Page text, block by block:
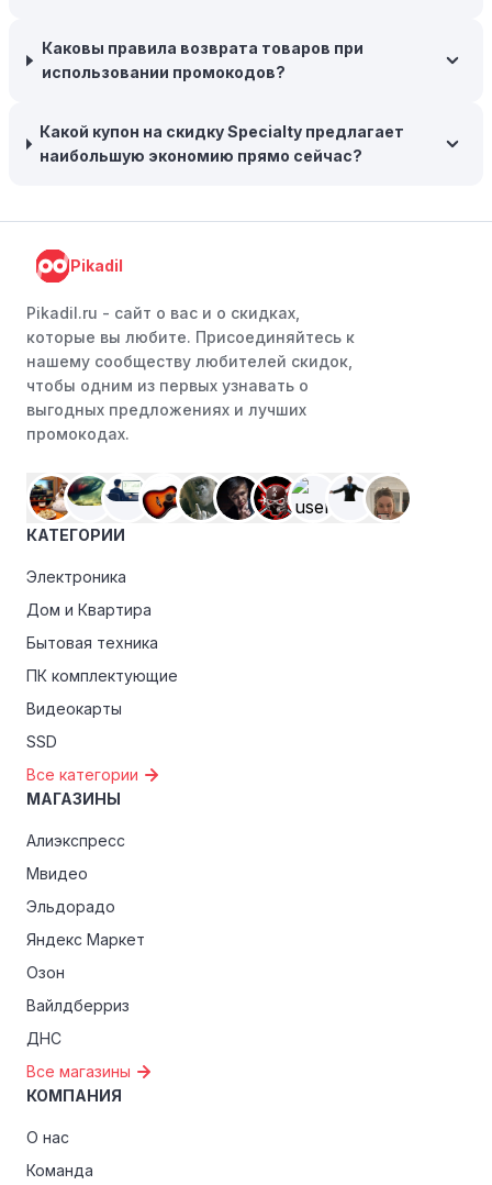
магазины предоставляют бесплатную доставку при
заказе на сумму, превышающую определенную,
нескольких товаром в одном заказе.
Следите за социальными сетями:
или Instagram. Ритейлеры часто делятся со своими
акциями.
Программы лояльности:Присоединяйтесь к
программам лояльности, предлагаемым интернет-
магазинами, чтобы пользоваться такими
преимуществами, как скидки только для участников,
ранний доступ к распродажам или эксклюзивным
акциям.
критериям, проверьте, предоставляет ли Specialty
эксклюзивные скидки для студентов, ветеранов или
пенсионеров.
Каковы правила возврата товаров при
использовании промокодов?
Какой купон на скидку Specialty предлагает
наибольшую экономию прямо сейчас?
Pikadil
Pikadil.ru - cайт о вас и о скидках,
которые вы любите. Присоединяйтесь к
нашему сообществу любителей скидок,
чтобы одним из первых узнавать о
выгодных предложениях и лучших
промокодах.
КАТЕГОРИИ
Электроника
Дом и Квартира
Бытовая техника
ПК комплектующие
Видеокарты
SSD
Все категории
МАГАЗИНЫ
Алиэкспресс
Мвидео
Эльдорадо
Яндекс Маркет
Озон
Вайлдберриз
ДНС
Все магазины
КОМПАНИЯ
О нас
Команда